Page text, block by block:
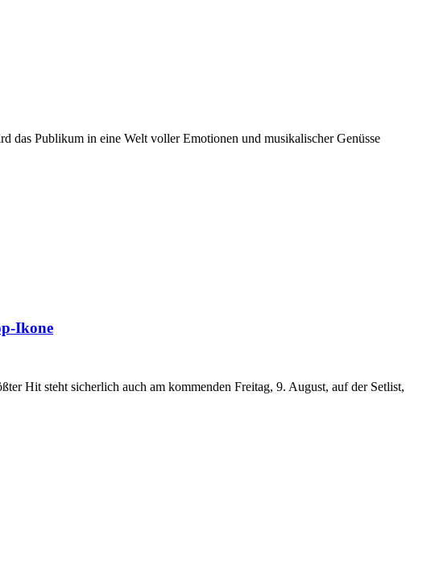
Publikum in eine Welt voller Emotionen und musikalischer Genüsse
Ikone
Hit steht sicherlich auch am kommenden Freitag, 9. August, auf der Setlist,